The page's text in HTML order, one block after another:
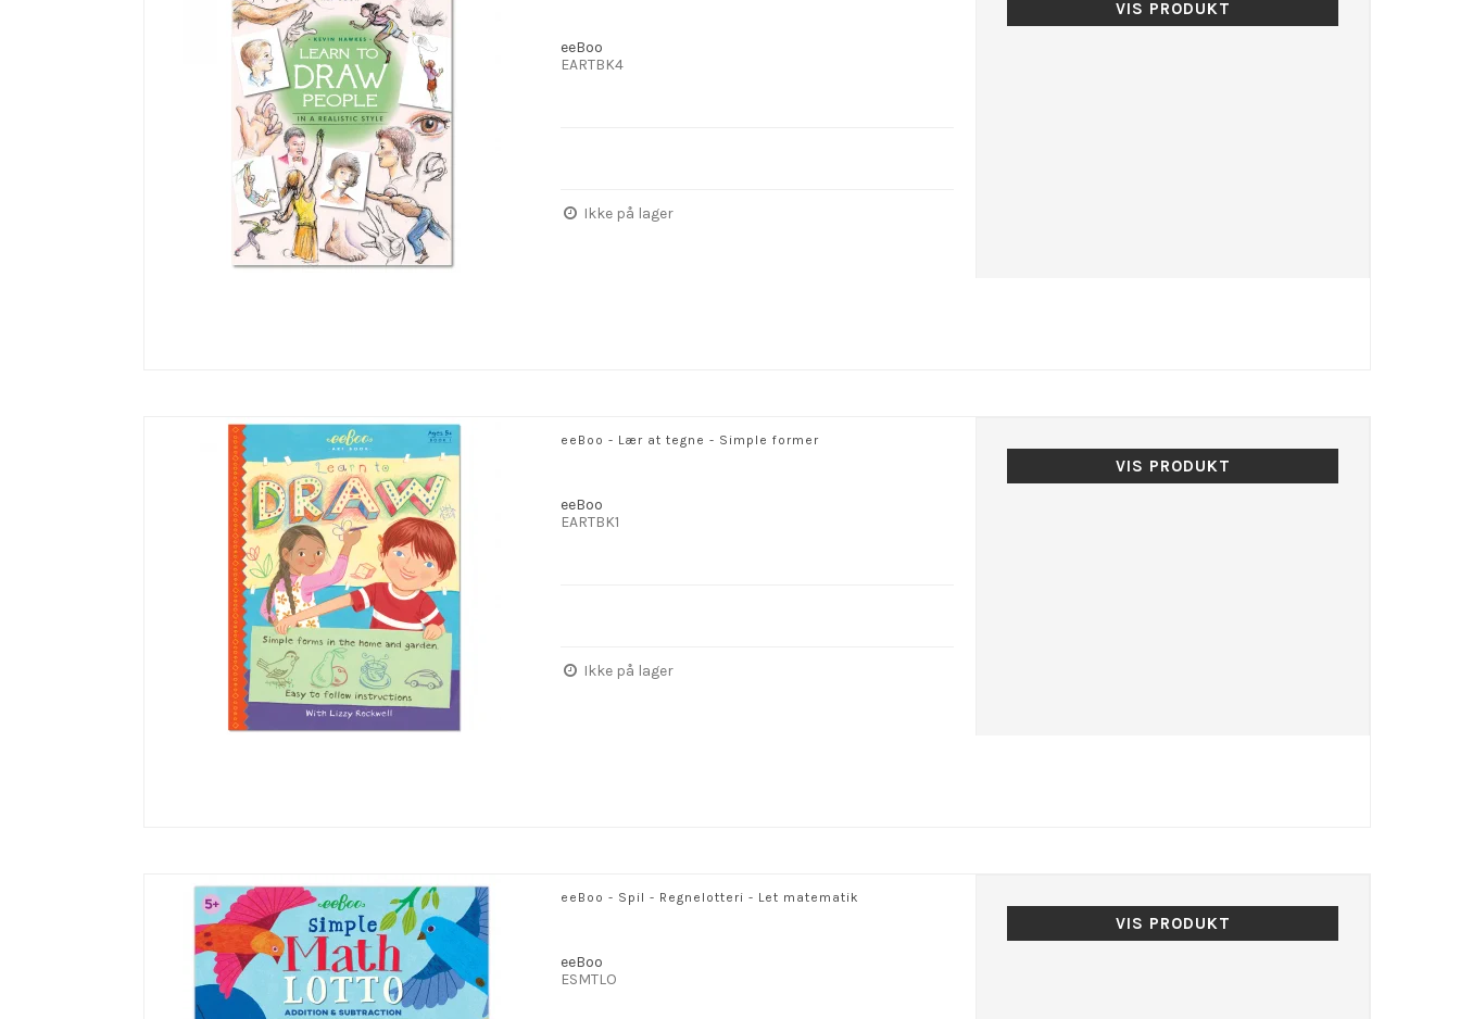
eeBoo
EARTBK4
Ikke på lager
VIS PRODUKT
eeBoo - Lær at tegne - Simple former
eeBoo
EARTBK1
Ikke på lager
VIS PRODUKT
eeBoo - Spil - Regnelotteri - Let matematik
eeBoo
ESMTLO
VIS PRODUKT